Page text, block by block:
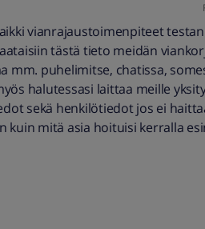
vianrajaustoimenpiteet
tästä tieto meidän
mm. puhelimitse, chatissa,
halutessasi laittaa meille
sekä henkilötiedot jos ei
kuin mitä asia hoituisi kerralla